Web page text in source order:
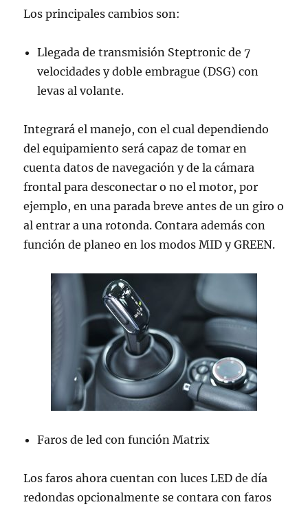
Los principales cambios son:
Llegada de transmisión Steptronic de 7
velocidades y doble embrague (DSG) con
levas al volante.
Integrará el manejo, con el cual dependiendo
del equipamiento será capaz de tomar en
cuenta datos de navegación y de la cámara
frontal para desconectar o no el motor, por
ejemplo, en una parada breve antes de un giro o
al entrar a una rotonda. Contara además con
función de planeo en los modos MID y GREEN.
Faros de led con función Matrix
Los faros ahora cuentan con luces LED de día
redondas opcionalmente se contara con faros